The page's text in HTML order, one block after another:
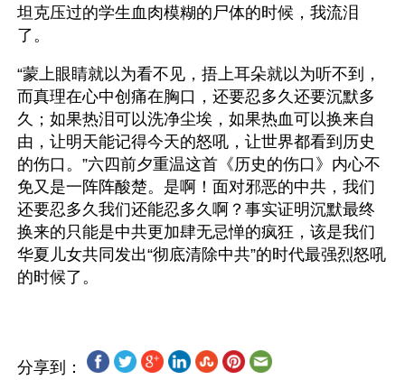
坦克压过的学生血肉模糊的尸体的时候，我流泪
了。
“蒙上眼睛就以为看不见，捂上耳朵就以为听不到，
而真理在心中创痛在胸口，还要忍多久还要沉默多
久；如果热泪可以洗净尘埃，如果热血可以换来自
由，让明天能记得今天的怒吼，让世界都看到历史
的伤口。”六四前夕重温这首《历史的伤口》内心不
免又是一阵阵酸楚。是啊！面对邪恶的中共，我们
还要忍多久我们还能忍多久啊？事实证明沉默最终
换来的只能是中共更加肆无忌惮的疯狂，该是我们
华夏儿女共同发出“彻底清除中共”的时代最强烈怒吼
分享到：